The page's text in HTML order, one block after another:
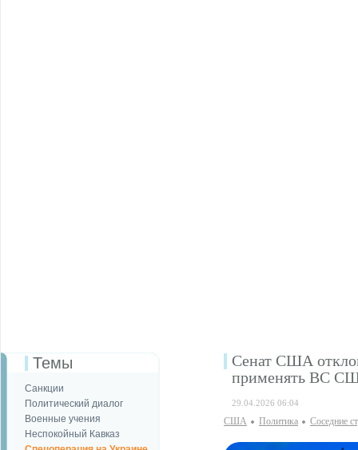
Темы
Санкции
Политический диалог
Военные учения
Неспокойный Кавказ
Сенат США
применять ВС
29.04.2026 06:04
США Политика Соседние